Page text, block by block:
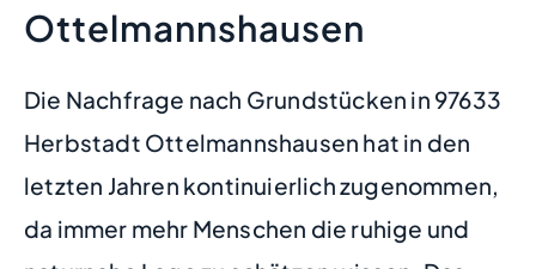
Ottelmannshausen
Die Nachfrage nach Grundstücken in 97633
Herbstadt Ottelmannshausen hat in den
letzten Jahren kontinuierlich zugenommen,
da immer mehr Menschen die ruhige und